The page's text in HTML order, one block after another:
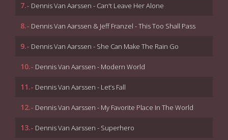
7.- Dennis Van Aarssen - Can't Leave Her Alone
8.- Dennis Van Aarssen & Jeff Franzel - This Too Shall Pass
9.- Dennis Van Aarssen - She Can Make The Rain Go
10.- Dennis Van Aarssen - Modern World
11.- Dennis Van Aarssen - Let’s Fall
12.- Dennis Van Aarssen - My Favorite Place In The World
13.- Dennis Van Aarssen - Superhero